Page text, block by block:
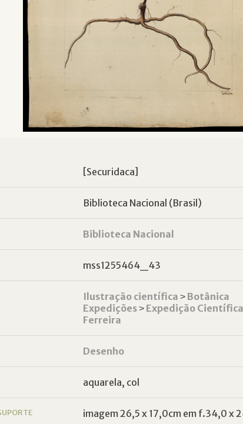
[Securidaca]
Biblioteca Nacional (Brasil)
Biblioteca Nacional
mss1255464_43
Ilustração científica ˃ Botânica
Expedições˃ Expedição Científica
Ferreira
Desenho
aquarela, col
imagem 26,5 x 17,0cm em f.34,0 x